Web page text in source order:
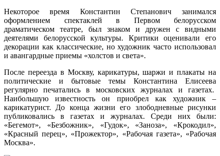
Некоторое время Константин Степанович занимался
оформлением спектаклей в Первом белорусском
драматическом театре, был знаком и дружен с видными
деятелями белорусской культуры. Критики оценивали его
декорации как классические, но художник часто использовал
и авангардные приемы «холстов и света».
После переезда в Москву, карикатуры, шаржи и плакаты на
политические и бытовые темы Константина Елисеева
регулярно печатались в московских журналах и газетах.
Наибольшую известность он приобрел как художник –
карикатурист. До конца жизни его злободневные рисунки
публиковались в газетах и журналах. Среди них были:
«Бегемот», «Безбожник», «Гудок», «Заноза», «Крокодил»,
«Красный перец», «Прожектор», «Рабочая газета», «Рабочая
Москва».